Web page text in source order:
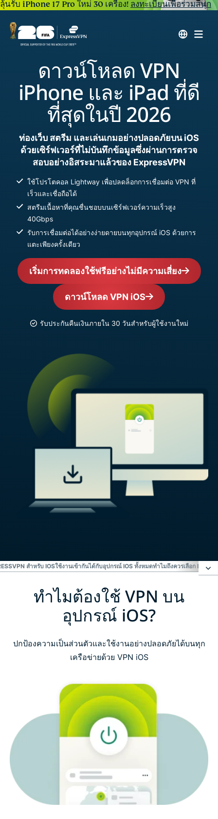
ลุ้นรับ iPhone 17 Pro ใหม่ 30 เครื่อง! ลงทะเบียนเพื่อร่วมสนุก
ดาวน์โหลด VPN
iPhone และ iPad ที่ดี
ที่สุดในปี 2026
ท่องเว็บ สตรีม และเล่นเกมอย่างปลอดภัยบน iOS
ด้วยเซิร์ฟเวอร์ที่ไม่บันทึกข้อมูลซึ่งผ่านการตรวจ
สอบอย่างอิสระมาแล้วของ ExpressVPN
ใช้โปรโตคอล Lightway เพื่อปลดล็อกการเชื่อมต่อ VPN ที่
เร็วและเชื่อถือได้
สตรีมเนื้อหาที่คุณชื่นชอบบนเซิร์ฟเวอร์ความเร็วสูง
40Gbps
รับการเชื่อมต่อได้อย่างง่ายดายบนทุกอุปกรณ์ iOS ด้วยการ
แตะเพียงครั้งเดียว
เริ่มการทดลองใช้ฟรีอย่างไม่มีความเสี่ยง
ดาวน์โหลด VPN iOS
รับประกันคืนเงินภายใน 30 วันสำหรับผู้ใช้งานใหม่
สำหรับ IOSใช้งานเข้ากันได้กับอุปกรณ์ IOS ทั้งหมดทำไมถึงควรเลือก
ทำไมต้องใช้ VPN บนอุปกรณ์ iOS?
วิธีตั้งค่า ExpressVPN บน iPhone หรือ iPad
ดู : วิธีการดาวน์โหลด ExpressVPN บน iOS
สิ่งที่ควรมองหาใน VPN iOS
คุณสมบัติ ExpressVPN สำหรับ iOS
ใช้งานเข้ากันได้กับอุปกรณ์ iOS ทั้งหมด
ทำไมถึงควรเลือก ExpressVPN สำหรับ iOS?
คนอื่น ๆ พูดถึง ExpressVPN อย่างไรบ้าง
ทำไมต้องใช้ VPN บน
อุปกรณ์ iOS?
ปกป้องความเป็นส่วนตัวและใช้งานอย่างปลอดภัยได้บนทุก
เครือข่ายด้วย VPN iOS